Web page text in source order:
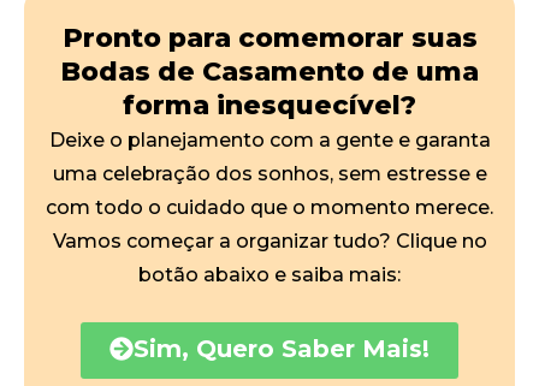
Pronto para comemorar suas
Bodas de Casamento de uma
forma inesquecível?
Deixe o planejamento com a gente e garanta
uma celebração dos sonhos, sem estresse e
com todo o cuidado que o momento merece.
Vamos começar a organizar tudo? Clique no
botão abaixo e saiba mais:
Sim, Quero Saber Mais!